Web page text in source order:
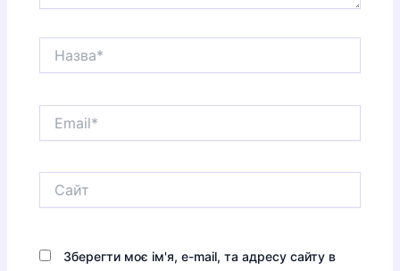
Зберегти моє ім'я, e-mail, та адресу сайту в